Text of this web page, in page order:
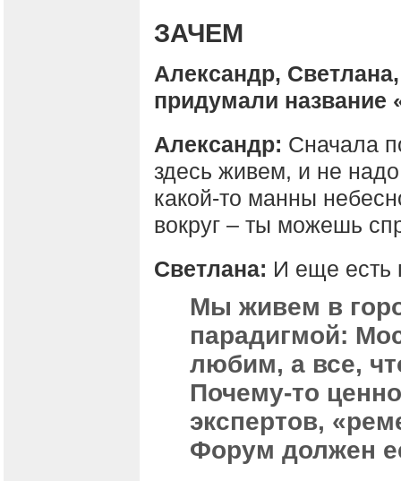
ЗАЧЕМ
Александр,
придумали
Александр: Сначала
здесь живем, и не
какой-то манны
вокруг – ты можешь
Светлана: И еще есть
Мы живем в
парадигмой:
любим, а все,
Почему-то
экспертов,
Форум должен